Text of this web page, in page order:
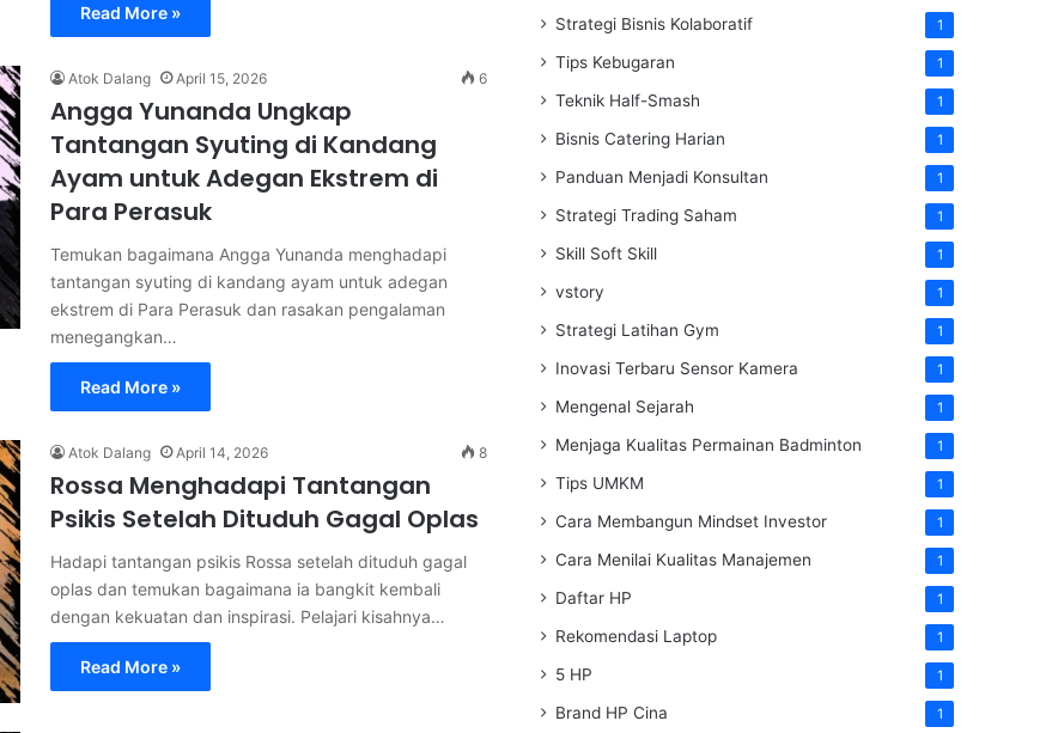
Read More »
Atok Dalang April 15, 2026 6
Angga Yunanda Ungkap
Tantangan Syuting di Kandang
Ayam untuk Adegan Ekstrem di
Para Perasuk
Temukan bagaimana Angga Yunanda menghadapi
tantangan syuting di kandang ayam untuk adegan
ekstrem di Para Perasuk dan rasakan pengalaman
menegangkan…
Read More »
Atok Dalang April 14, 2026 8
Rossa Menghadapi Tantangan
Psikis Setelah Dituduh Gagal Oplas
Hadapi tantangan psikis Rossa setelah dituduh gagal
oplas dan temukan bagaimana ia bangkit kembali
dengan kekuatan dan inspirasi. Pelajari kisahnya…
Read More »
Strategi Bisnis Kolaboratif 1
Tips Kebugaran 1
Teknik Half-Smash 1
Bisnis Catering Harian 1
Panduan Menjadi Konsultan 1
Strategi Trading Saham 1
Skill Soft Skill 1
vstory 1
Strategi Latihan Gym 1
Inovasi Terbaru Sensor Kamera 1
Mengenal Sejarah 1
Menjaga Kualitas Permainan Badminton 1
Tips UMKM 1
Cara Membangun Mindset Investor 1
Cara Menilai Kualitas Manajemen 1
Daftar HP 1
Rekomendasi Laptop 1
5 HP 1
Brand HP Cina 1